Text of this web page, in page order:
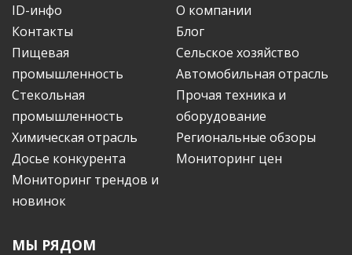
ID-инфо
О компании
Контакты
Блог
Пищевая
промышленность
Сельское хозяйство
Автомобильная отрасль
Стекольная
промышленность
Прочая техника и
оборудование
Химическая отрасль
Региональные обзоры
Досье конкурента
Мониторинг цен
Мониторинг трендов и
новинок
МЫ РЯДОМ